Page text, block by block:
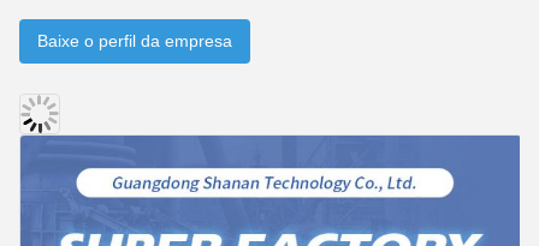
Baixe o perfil da empresa